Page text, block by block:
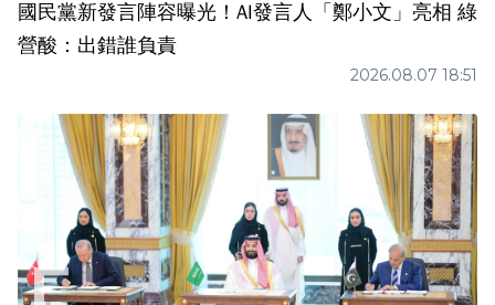
國民黨新發言陣容曝光！AI發言人「鄭小文」亮相 綠
營酸：出錯誰負責
2026.08.07 18:51